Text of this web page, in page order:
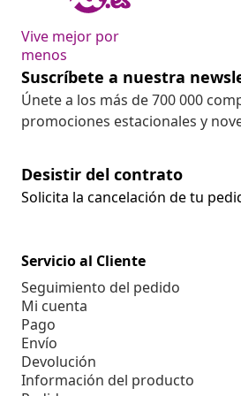
Vive mejor por
menos
Suscríbete a nuestra
Únete a los más de 700 000
promociones estacionales y
Desistir del contrato
Solicita la cancelación de tu
Servicio al Cliente
Seguimiento del pedido
Mi cuenta
Pago
Envío
Devolución
Información del producto